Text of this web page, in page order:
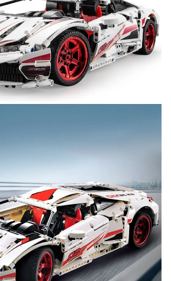
менее 50 символов) о товаре
с обязательным
и даты заказа в нашем магазине
скидку 150₽
и розыгрышах в нашей